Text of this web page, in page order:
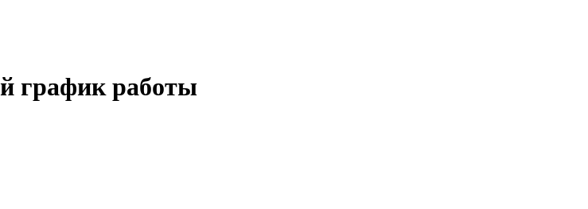
график работы